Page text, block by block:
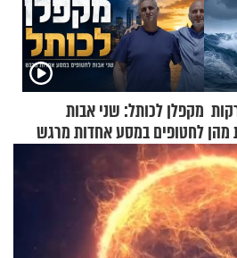
מהן
מקפלן לכותל: שני אבות
לחטופים במסע אחדות מרגש